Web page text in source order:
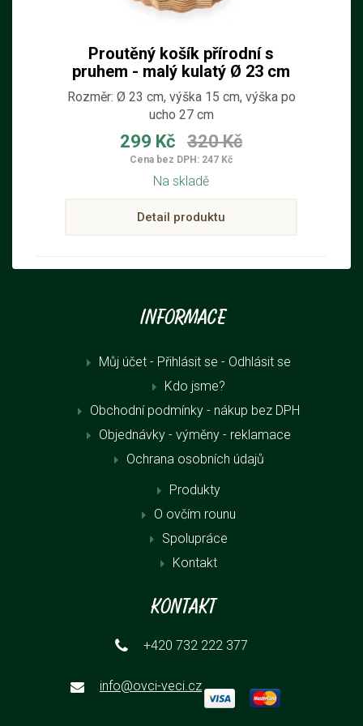
Proutěný košík přírodní s
pruhem - malý kulatý Ø 23 cm
Rozměr: Ø 23 cm, výška 15 cm, výška po
ucho 27 cm
299 Kč 320 Kč
Cena bez DPH: 247 Kč
Na skladě
Detail produktu
Informace
Můj účet - Přihlásit se - Odhlásit se
Kdo jsme?
Obchodní podmínky - nákup bez DPH
Objednávky - výměny - reklamace
Ochrana osobních údajů
Produkty
O ovčím rounu
Spolupráce
Kontakt
Kontakt
+420 732 222 377
info@ovci-veci.cz